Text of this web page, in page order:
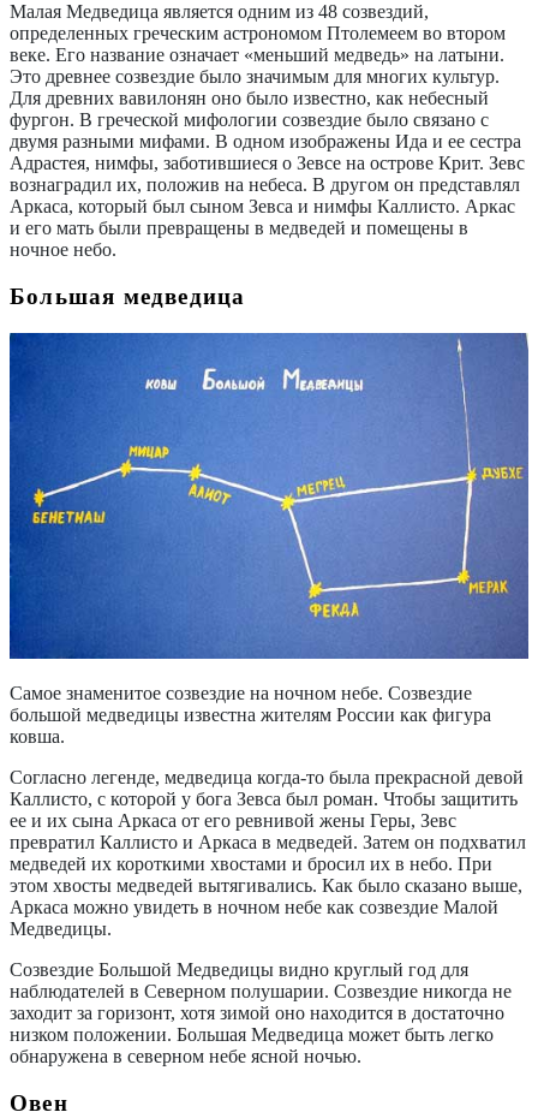
Малая Медведица является одним из 48 созвездий,
определенных греческим астрономом Птолемеем во втором
веке. Его название означает «меньший медведь» на латыни.
Это древнее созвездие было значимым для многих культур.
Для древних вавилонян оно было известно, как небесный
фургон. В греческой мифологии созвездие было связано с
двумя разными мифами. В одном изображены Ида и ее сестра
Адрастея, нимфы, заботившиеся о Зевсе на острове Крит. Зевс
вознаградил их, положив на небеса. В другом он представлял
Аркаса, который был сыном Зевса и нимфы Каллисто. Аркас
и его мать были превращены в медведей и помещены в
ночное небо.
Большая медведица
Самое знаменитое созвездие на ночном небе. Созвездие
большой медведицы известна жителям России как фигура
ковша.
Согласно легенде, медведица когда-то была прекрасной девой
Каллисто, с которой у бога Зевса был роман. Чтобы защитить
ее и их сына Аркаса от его ревнивой жены Геры, Зевс
превратил Каллисто и Аркаса в медведей. Затем он подхватил
медведей их короткими хвостами и бросил их в небо. При
этом хвосты медведей вытягивались. Как было сказано выше,
Аркаса можно увидеть в ночном небе как созвездие Малой
Медведицы.
Созвездие Большой Медведицы видно круглый год для
наблюдателей в Северном полушарии. Созвездие никогда не
заходит за горизонт, хотя зимой оно находится в достаточно
низком положении. Большая Медведица может быть легко
обнаружена в северном небе ясной ночью.
Овен